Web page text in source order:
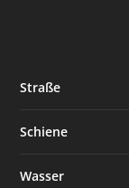
Straße
Schiene
Wasser